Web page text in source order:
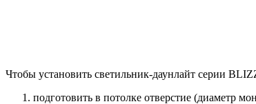
Чтобы установить светильник-даунлайт серии
подготовить в потолке отверстие (диаметр